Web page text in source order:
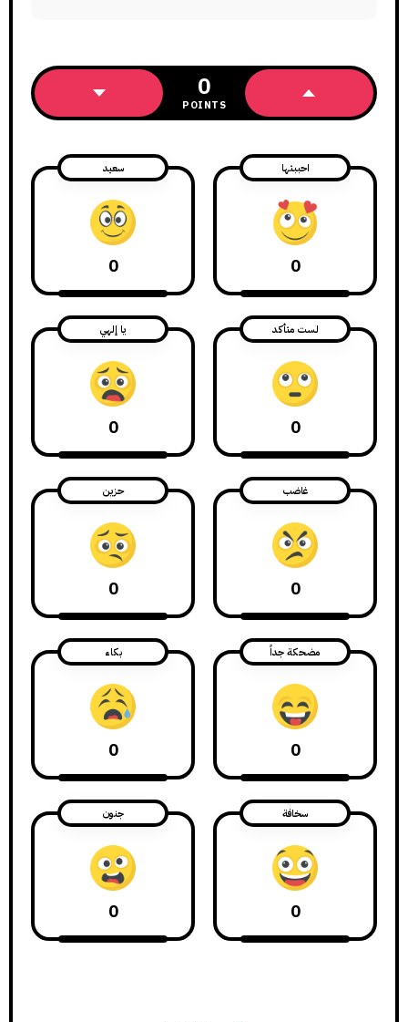
0
POINTS
احببتها
0
سعيد
0
لست متأكد
0
يا إلهي
0
غاضب
0
حزين
0
مضحكة جداً
0
بكاء
0
سخافة
0
جنون
0